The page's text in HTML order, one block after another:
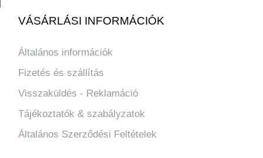
VÁSÁRLÁSI INFORMÁCIÓK
Általános információk
Fizetés és szállítás
Visszaküldés - Reklamáció
Tájékoztatók & szabályzatok
Általános Szerződési Feltételek